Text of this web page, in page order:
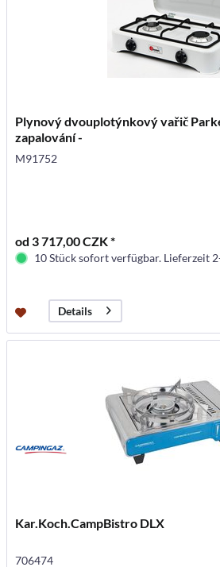
Plynový dvouplotýnkový vařič
zapalování -
M91752
od 3 717,00 CZK *
10 Stück sofort verfügbar. Lieferzeit
Details
Kar.Koch.CampBistro DLX
706474